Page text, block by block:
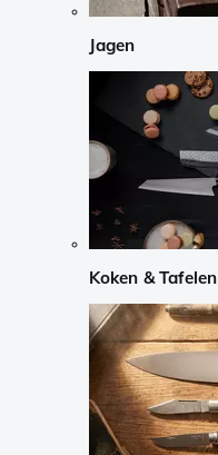
Jagen
Koken & Tafelen